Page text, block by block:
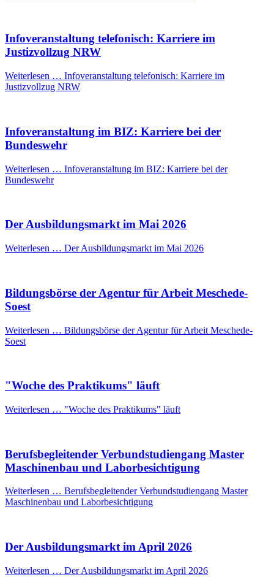
Infoveranstaltung telefonisch: Karriere im
Justizvollzug NRW
Weiterlesen … Infoveranstaltung telefonisch: Karriere im
Justizvollzug NRW
Infoveranstaltung im BIZ: Karriere bei der
Bundeswehr
Weiterlesen … Infoveranstaltung im BIZ: Karriere bei der
Bundeswehr
Der Ausbildungsmarkt im Mai 2026
Weiterlesen … Der Ausbildungsmarkt im Mai 2026
Bildungsbörse der Agentur für Arbeit Meschede-
Soest
Weiterlesen … Bildungsbörse der Agentur für Arbeit Meschede-
Soest
"Woche des Praktikums" läuft
Weiterlesen … "Woche des Praktikums" läuft
Berufsbegleitender Verbundstudiengang Master
Maschinenbau und Laborbesichtigung
Weiterlesen … Berufsbegleitender Verbundstudiengang Master
Maschinenbau und Laborbesichtigung
Der Ausbildungsmarkt im April 2026
Weiterlesen … Der Ausbildungsmarkt im April 2026